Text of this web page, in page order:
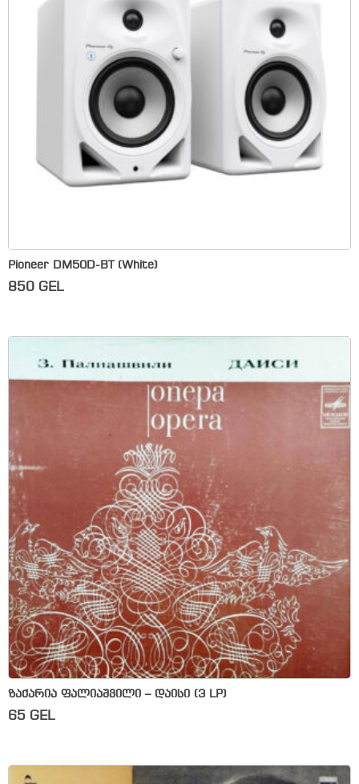
Pioneer DM50D-BT (White)
850 GEL
ზაქარია ფალიაშვილი – დაისი (3 LP)
65 GEL